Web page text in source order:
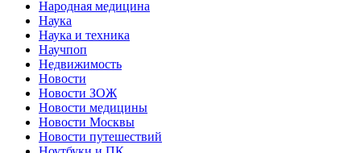
Народная медицина
Наука
Наука и техника
Научпоп
Недвижимость
Новости
Новости ЗОЖ
Новости медицины
Новости Москвы
Новости путешествий